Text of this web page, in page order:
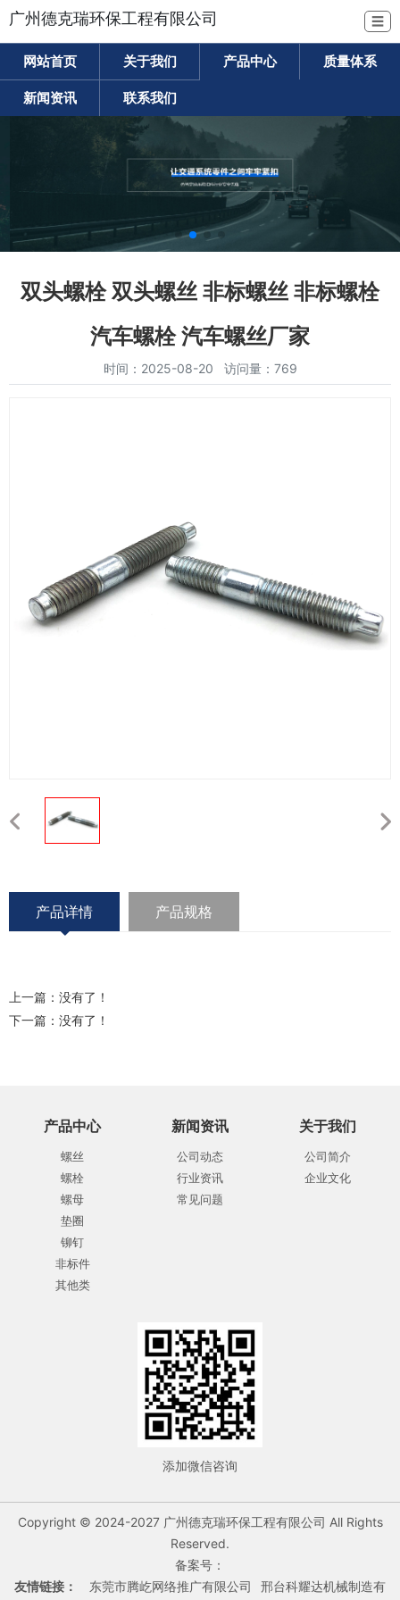
广州德克瑞环保工程有限公司 ☰
网站首页 关于我们 产品中心 质量体系
新闻资讯 联系我们
双头螺栓 双头螺丝 非标螺丝 非标螺栓
汽车螺栓 汽车螺丝厂家
时间：2025-08-20 访问量：769
产品详情 产品规格
上一篇：没有了！
下一篇：没有了！
产品中心
螺丝
螺栓
螺母
垫圈
铆钉
非标件
其他类
新闻资讯
公司动态
行业资讯
常见问题
关于我们
公司简介
企业文化
添加微信咨询
Copyright © 2024-2027 广州德克瑞环保工程有限公司 All Rights
Reserved.
备案号：
友情链接：
东莞市腾屹网络推广有限公司
邢台科耀达机械制造有